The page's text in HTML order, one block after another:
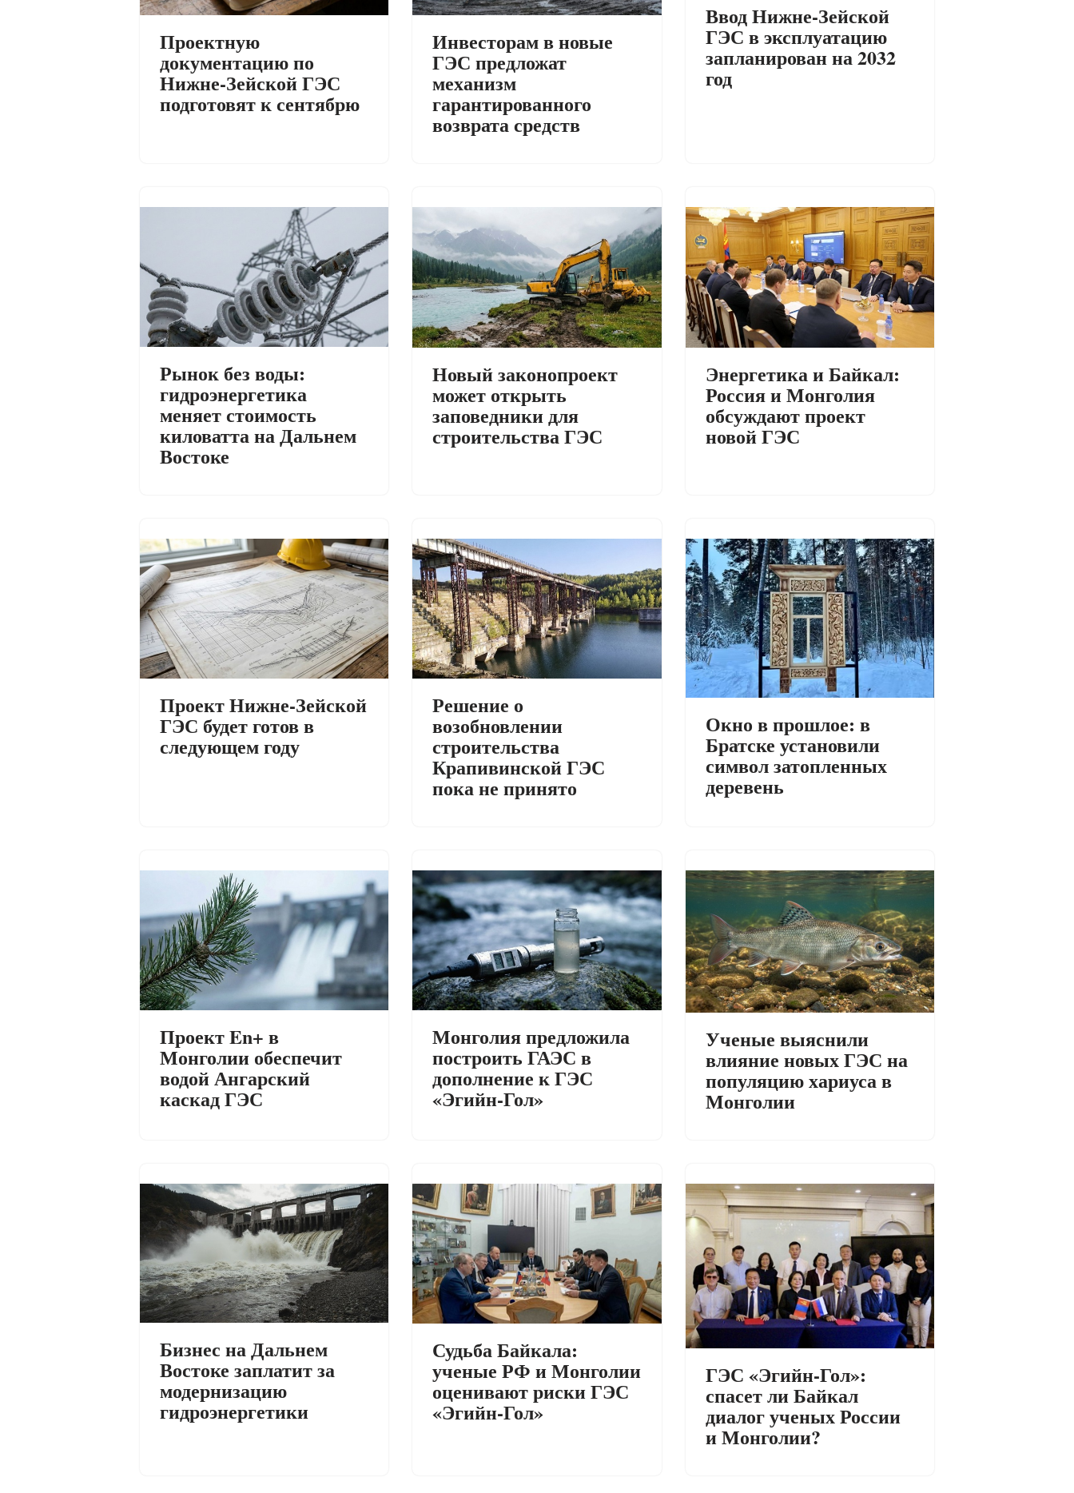
Проектную
документацию по
Нижне-Зейской ГЭС
подготовят к сентябрю
Инвесторам в новые
ГЭС предложат
механизм
гарантированного
возврата средств
Ввод Нижне-Зейской
ГЭС в эксплуатацию
запланирован на 2032
год
Рынок без воды:
гидроэнергетика
меняет стоимость
киловатта на Дальнем
Востоке
Новый законопроект
может открыть
заповедники для
строительства ГЭС
Энергетика и Байкал:
Россия и Монголия
обсуждают проект
новой ГЭС
Проект Нижне-Зейской
ГЭС будет готов в
следующем году
Решение о
возобновлении
строительства
Крапивинской ГЭС
пока не принято
Окно в прошлое: в
Братске установили
символ затопленных
деревень
Проект En+ в
Монголии обеспечит
водой Ангарский
каскад ГЭС
Монголия предложила
построить ГАЭС в
дополнение к ГЭС
«Эгийн-Гол»
Ученые выяснили
влияние новых ГЭС на
популяцию хариуса в
Монголии
Бизнес на Дальнем
Востоке заплатит за
модернизацию
гидроэнергетики
Судьба Байкала:
ученые РФ и Монголии
оценивают риски ГЭС
«Эгийн-Гол»
ГЭС «Эгийн-Гол»:
спасет ли Байкал
диалог ученых России
и Монголии?